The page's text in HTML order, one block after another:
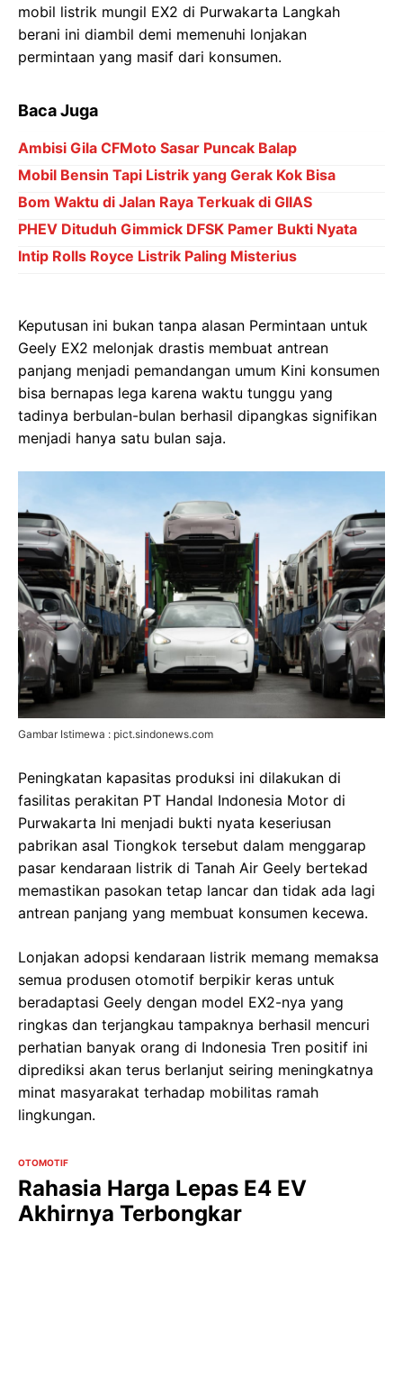
mobil listrik mungil EX2 di Purwakarta Langkah
berani ini diambil demi memenuhi lonjakan
permintaan yang masif dari konsumen.
Baca Juga
Ambisi Gila CFMoto Sasar Puncak Balap
Mobil Bensin Tapi Listrik yang Gerak Kok Bisa
Bom Waktu di Jalan Raya Terkuak di GIIAS
PHEV Dituduh Gimmick DFSK Pamer Bukti Nyata
Intip Rolls Royce Listrik Paling Misterius
Keputusan ini bukan tanpa alasan Permintaan untuk
Geely EX2 melonjak drastis membuat antrean
panjang menjadi pemandangan umum Kini konsumen
bisa bernapas lega karena waktu tunggu yang
tadinya berbulan-bulan berhasil dipangkas signifikan
menjadi hanya satu bulan saja.
Gambar Istimewa : pict.sindonews.com
Peningkatan kapasitas produksi ini dilakukan di
fasilitas perakitan PT Handal Indonesia Motor di
Purwakarta Ini menjadi bukti nyata keseriusan
pabrikan asal Tiongkok tersebut dalam menggarap
pasar kendaraan listrik di Tanah Air Geely bertekad
memastikan pasokan tetap lancar dan tidak ada lagi
antrean panjang yang membuat konsumen kecewa.
Lonjakan adopsi kendaraan listrik memang memaksa
semua produsen otomotif berpikir keras untuk
beradaptasi Geely dengan model EX2-nya yang
ringkas dan terjangkau tampaknya berhasil mencuri
perhatian banyak orang di Indonesia Tren positif ini
diprediksi akan terus berlanjut seiring meningkatnya
minat masyarakat terhadap mobilitas ramah
lingkungan.
OTOMOTIF
Rahasia Harga Lepas E4 EV
Akhirnya Terbongkar